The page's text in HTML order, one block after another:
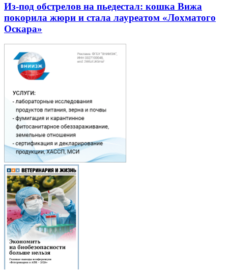
Из-под обстрелов на пьедестал: кошка Вижа
покорила жюри и стала лауреатом «Лохматого
Оскара»